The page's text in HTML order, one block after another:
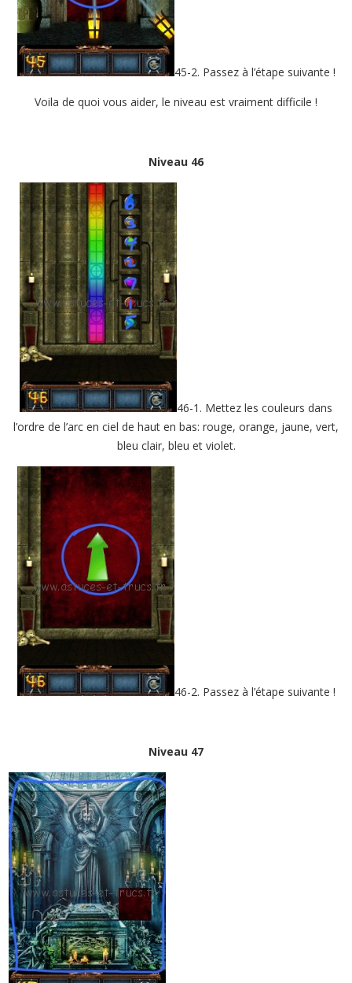
45-2. Passez à l’étape suivante !
Voila de quoi vous aider, le niveau est vraiment difficile !
Niveau 46
46-1. Mettez les couleurs dans
l’ordre de l’arc en ciel de haut en bas: rouge, orange, jaune, vert,
bleu clair, bleu et violet.
46-2. Passez à l’étape suivante !
Niveau 47